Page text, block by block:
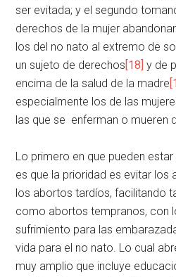
ser evitada; y el segundo
derechos de la mujer
los del no nato al extremo de
un sujeto de derechos[18] y de
encima de la salud de la madre
especialmente los de las
las que se enferman o mueren
Lo primero en que pueden
es que la prioridad es evitar los
los abortos tardíos, facilitando
como abortos tempranos, con
sufrimiento para las
vida para el no nato. Lo cual
muy amplio que incluye